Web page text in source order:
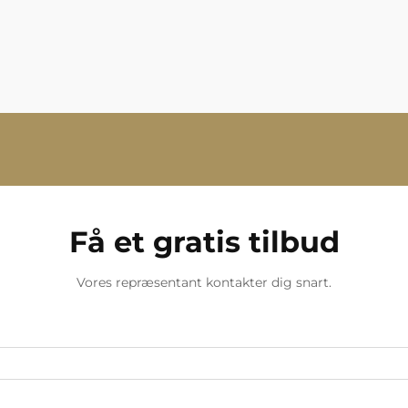
Få et gratis tilbud
Vores repræsentant kontakter dig snart.